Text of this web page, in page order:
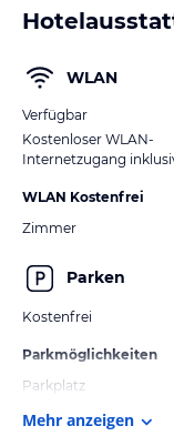
WLAN
Verfügbar
Kostenloser WLAN-
Internetzugang
WLAN Kostenfrei
Zimmer
Parken
Kostenfrei
Parkmöglichkeiten
Parkplatz
Mehr anzeigen